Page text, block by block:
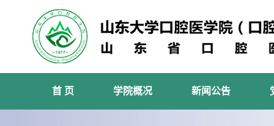
首 页 学院概况 新闻公告